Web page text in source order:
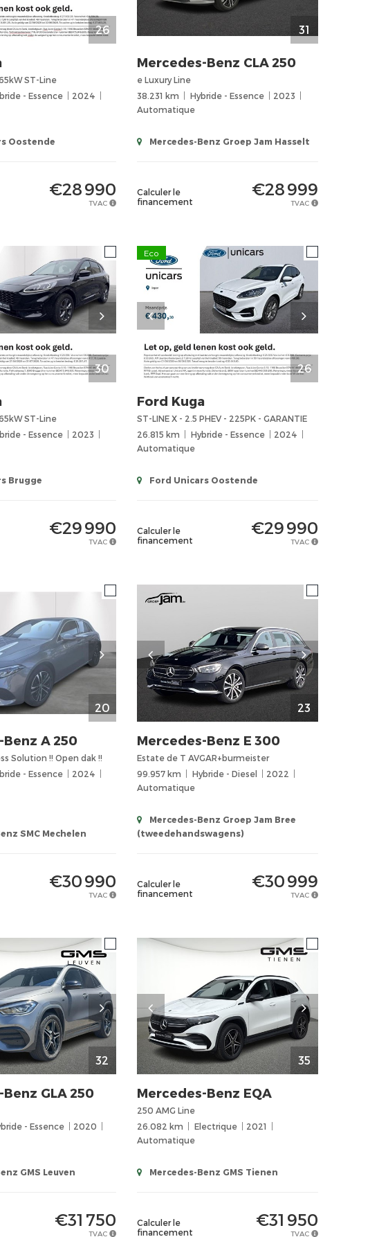
26
ST-Line
- Essence
2024
Oostende
€28 990
TVAC
31
Mercedes-Benz CLA 250
e Luxury Line
38.231 km
Hybride - Essence
2023
Automatique
Mercedes-Benz Groep Jam Hasselt
Calculer le
financement
€28 999
TVAC
30
ST-Line
- Essence
2023
Brugge
€29 990
TVAC
26
Eco
Ford Kuga
ST-LINE X - 2.5 PHEV - 225PK - GARANTIE
26.815 km
Hybride - Essence
2024
Automatique
Ford Unicars Oostende
Calculer le
financement
€29 990
TVAC
20
Benz A 250
Solution !! Open dak !!
- Essence
2024
SMC Mechelen
€30 990
TVAC
23
Mercedes-Benz E 300
Estate de T AVGAR+burmeister
99.957 km
Hybride - Diesel
2022
Automatique
Mercedes-Benz Groep Jam Bree
(tweedehandswagens)
Calculer le
financement
€30 999
TVAC
32
Benz GLA 250
- Essence
2020
GMS Leuven
€31 750
TVAC
35
Mercedes-Benz EQA
250 AMG Line
26.082 km
Electrique
2021
Automatique
Mercedes-Benz GMS Tienen
Calculer le
financement
€31 950
TVAC